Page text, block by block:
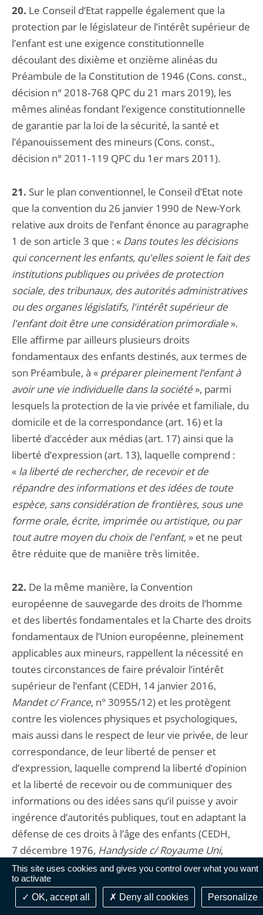
This site uses cookies and gives you control over what you want
to activate
OK, accept all
Deny all cookies Personalize
20. Le Conseil d’Etat rappelle également que la
protection par le législateur de l’intérêt supérieur de
l’enfant est une exigence constitutionnelle
découlant des dixième et onzième alinéas du
Préambule de la Constitution de 1946 (Cons. const.,
décision n° 2018‑768 QPC du 21 mars 2019), les
mêmes alinéas fondant l’exigence constitutionnelle
de garantie par la loi de la sécurité, la santé et
l’épanouissement des mineurs (Cons. const.,
décision n° 2011‑119 QPC du 1er mars 2011).
21. Sur le plan conventionnel, le Conseil d’Etat note
que la convention du 26 janvier 1990 de New-York
relative aux droits de l’enfant énonce au paragraphe
1 de son article 3 que : « Dans toutes les décisions
qui concernent les enfants, qu'elles soient le fait des
institutions publiques ou privées de protection
sociale, des tribunaux, des autorités administratives
ou des organes législatifs, l'intérêt supérieur de
l'enfant doit être une considération primordiale ».
Elle affirme par ailleurs plusieurs droits
fondamentaux des enfants destinés, aux termes de
son Préambule, à « préparer pleinement l’enfant à
avoir une vie individuelle dans la société», parmi
lesquels la protection de la vie privée et familiale, du
domicile et de la correspondance (art. 16) et la
liberté d’accéder aux médias (art. 17) ainsi que la
liberté d’expression (art. 13), laquelle comprend :
« la liberté de rechercher, de recevoir et de
répandre des informations et des idées de toute
espèce, sans considération de frontières, sous une
forme orale, écrite, imprimée ou artistique, ou par
tout autre moyen du choix de l'enfant, » et ne peut
être réduite que de manière très limitée.
22. De la même manière, la Convention
européenne de sauvegarde des droits de l’homme
et des libertés fondamentales et la Charte des droits
fondamentaux de l’Union européenne, pleinement
applicables aux mineurs, rappellent la nécessité en
toutes circonstances de faire prévaloir l’intérêt
supérieur de l’enfant (CEDH, 14 janvier 2016,
Mandet c/ France, n° 30955/12) et les protègent
contre les violences physiques et psychologiques,
mais aussi dans le respect de leur vie privée, de leur
correspondance, de leur liberté de penser et
d’expression, laquelle comprend la liberté d’opinion
et la liberté de recevoir ou de communiquer des
informations ou des idées sans qu’il puisse y avoir
ingérence d’autorités publiques, tout en adaptant la
défense de ces droits à l’âge des enfants (CEDH,
7 décembre 1976, Handyside c/ Royaume Uni,
n° 5493/72). L’article 24 de la Charte énonce
également le principe de l’intérêt supérieur de
l’enfant.